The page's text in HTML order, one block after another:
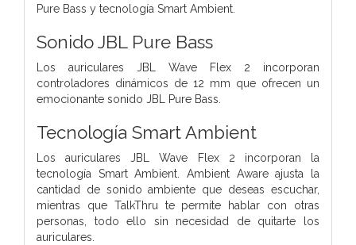
Pure Bass y tecnología Smart Ambient.
Sonido JBL Pure Bass
Los auriculares JBL Wave Flex 2 incorporan
controladores dinámicos de 12 mm que ofrecen un
emocionante sonido JBL Pure Bass.
Tecnología Smart Ambient
Los auriculares JBL Wave Flex 2 incorporan la
tecnología Smart Ambient. Ambient Aware ajusta la
cantidad de sonido ambiente que deseas escuchar,
mientras que TalkThru te permite hablar con otras
personas, todo ello sin necesidad de quitarte los
auriculares.